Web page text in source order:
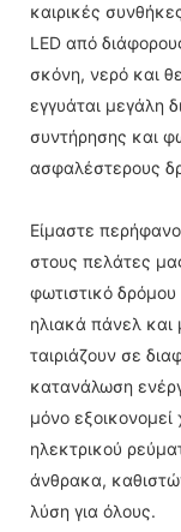
καιρικές
LED από
σκόνη, νερό και
εγγυάται μεγάλη
συντήρησης και
ασφαλέστερους
Είμαστε
στους πελάτες
φωτιστικό δρόμου
ηλιακά πάνελ και
ταιριάζουν σε
κατανάλωση
μόνο
ηλεκτρικού
άνθρακα,
λύση για όλους.